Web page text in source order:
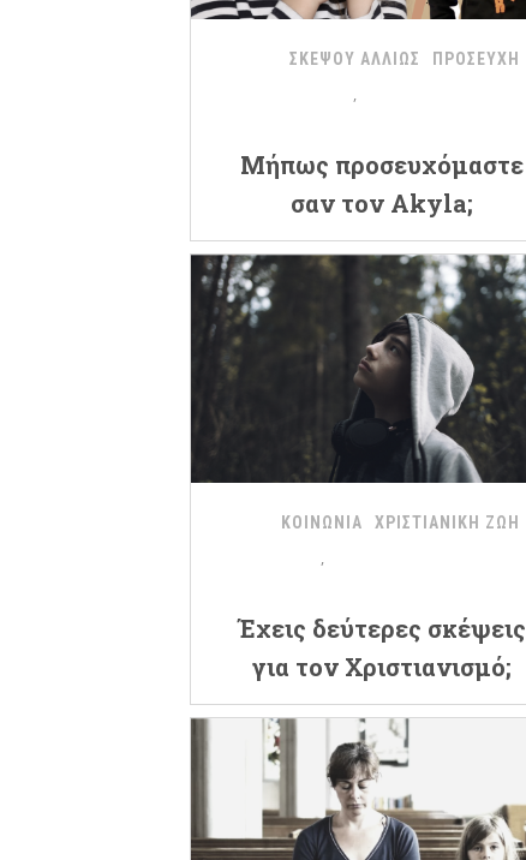
ΣΚΕΨΟΥ ΑΛΛΙΩΣ ΠΡΟΣΕΥΧΗ
Μήπως προσευχόμαστε
σαν τον Akyla;
ΚΟΙΝΩΝΙΑ ΧΡΙΣΤΙΑΝΙΚΗ ΖΩΗ
Έχεις δεύτερες σκέψεις
για τον Χριστιανισμό;